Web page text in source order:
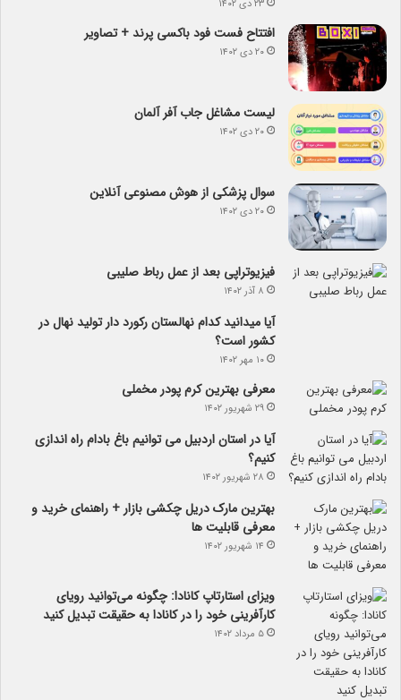
۲۳ دی ۱۴۰۲
افتتاح فست فود باکسی پرند + تصاویر
۲۰ دی ۱۴۰۲
لیست مشاغل جاب آفر آلمان
۲۰ دی ۱۴۰۲
سوال پزشکی از هوش مصنوعی آنلاین
۲۰ دی ۱۴۰۲
فیزیوتراپی بعد از عمل رباط صلیبی
۸ آذر ۱۴۰۲
آیا می­دانید کدام نهالستان رکورد دار تولید نهال­ در
کشور است؟
۱۰ مهر ۱۴۰۲
معرفی بهترین کرم پودر مخملی
۲۹ شهریور ۱۴۰۲
آیا در استان اردبیل می توانیم باغ بادام راه اندازی
کنیم؟
۲۸ شهریور ۱۴۰۲
بهترین مارک دریل چکشی بازار + راهنمای خرید و
معرفی قابلیت ها
۱۴ شهریور ۱۴۰۲
ویزای استارتاپ کانادا: چگونه می‌توانید رویای
کارآفرینی خود را در کانادا به حقیقت تبدیل کنید
۵ مرداد ۱۴۰۲